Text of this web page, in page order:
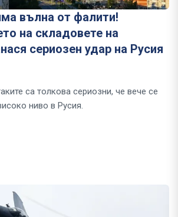
вълна от фалити!
на складовете на
сериозен удар на Русия
са толкова сериозни, че вече се
ниво в Русия.